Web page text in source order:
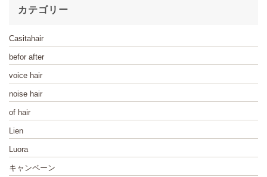
カテゴリー
Casitahair
befor after
voice hair
noise hair
of hair
Lien
Luora
キャンペーン